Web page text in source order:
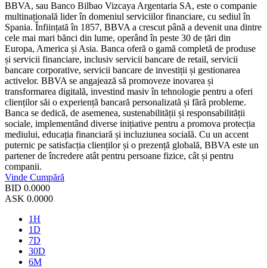
BBVA, sau Banco Bilbao Vizcaya Argentaria SA, este o companie
multinațională lider în domeniul serviciilor financiare, cu sediul în
Spania. Înființată în 1857, BBVA a crescut până a devenit una dintre
cele mai mari bănci din lume, operând în peste 30 de țări din
Europa, America și Asia. Banca oferă o gamă completă de produse
și servicii financiare, inclusiv servicii bancare de retail, servicii
bancare corporative, servicii bancare de investiții și gestionarea
activelor. BBVA se angajează să promoveze inovarea și
transformarea digitală, investind masiv în tehnologie pentru a oferi
clienților săi o experiență bancară personalizată și fără probleme.
Banca se dedică, de asemenea, sustenabilității și responsabilității
sociale, implementând diverse inițiative pentru a promova protecția
mediului, educația financiară și incluziunea socială. Cu un accent
puternic pe satisfacția clienților și o prezență globală, BBVA este un
partener de încredere atât pentru persoane fizice, cât și pentru
companii.
Vinde Cumpără
BID 0.0000
ASK 0.0000
1H
1D
7D
30D
6M